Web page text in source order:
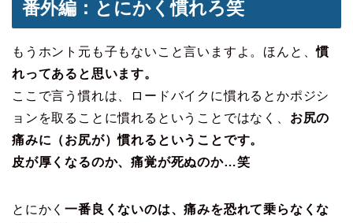
番外編：とにかく慣れろ笑
もうホント元も子もないこと言いますよ。ほんと、慣
れってあると思います。
ここで言う慣れは、ロードバイクに慣れるとかポジシ
ョンを取ることに慣れるということではなく、 お尻の
痛みに（お尻が）慣れるということです。
皮が厚くなるのか、痛覚が死ぬのか…笑
とにかく一番良くないのは、痛みを恐れて乗らなくな